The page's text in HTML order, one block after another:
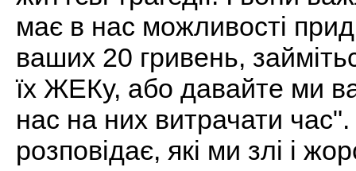
має в нас можливості
ваших 20 гривень,
їх ЖЕКу, або давайте ми
нас на них витрачати
розповідає, які ми злі і